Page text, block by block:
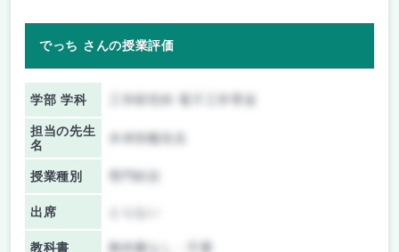
でっち さんの授業評価
学部 学科
担当の先生
名
木本恒暢先生
授業種別
出席
教科書 教科書なし・不要